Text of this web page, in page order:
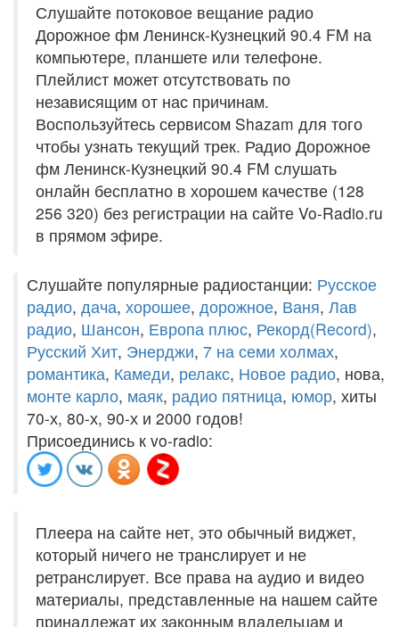
Слушайте потоковое вещание радио
Дорожное фм Ленинск-Кузнецкий 90.4 FM на
компьютере, планшете или телефоне.
Плейлист может отсутствовать по
независящим от нас причинам.
Воспользуйтесь сервисом Shazam для того
чтобы узнать текущий трек. Радио Дорожное
фм Ленинск-Кузнецкий 90.4 FM слушать
онлайн бесплатно в хорошем качестве (128
256 320) без регистрации на сайте Vo-Radio.ru
в прямом эфире.
Слушайте популярные радиостанции: Русское
радио, дача, хорошее, дорожное, Ваня, Лав
радио, Шансон, Европа плюс, Рекорд(Record),
Русский Хит, Энерджи, 7 на семи холмах,
романтика, Камеди, релакс, Новое радио, нова,
монте карло, маяк, радио пятница, юмор, хиты
70-х, 80-х, 90-х и 2000 годов!
Присоединись к vo-radio:
Плеера на сайте нет, это обычный виджет,
который ничего не транслирует и не
ретранслирует. Все права на аудио и видео
материалы, представленные на нашем сайте
принадлежат их законным владельцам и